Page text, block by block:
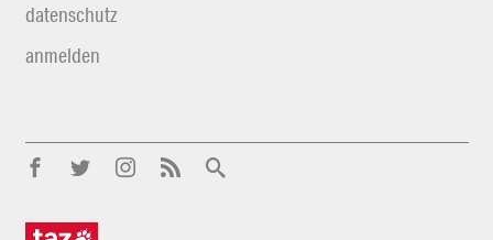
datenschutz
anmelden